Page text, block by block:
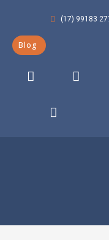
(17) 99183
Blog